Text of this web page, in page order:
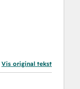
Vis original tekst